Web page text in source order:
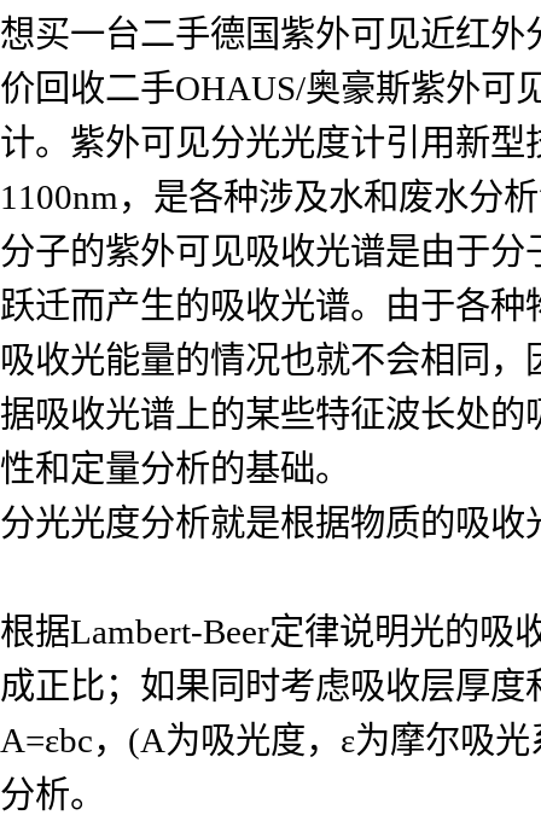
想买一台二手德国紫外可见近红
价回收二手OHAUS/奥豪斯紫外可
计。紫外可见分光光度计引用新
1100nm，是各种涉及水和废水分
分子的紫外可见吸收光谱是由于
跃迁而产生的吸收光谱。由于各
吸收光能量的情况也就不会相同
据吸收光谱上的某些特征波长处
性和定量分析的基础。
分光光度分析就是根据物质的吸
根据Lambert-Beer定律说明光的
成正比；如果同时考虑吸收层厚
A=εbc，(A为吸光度，ε为摩尔吸
分析。